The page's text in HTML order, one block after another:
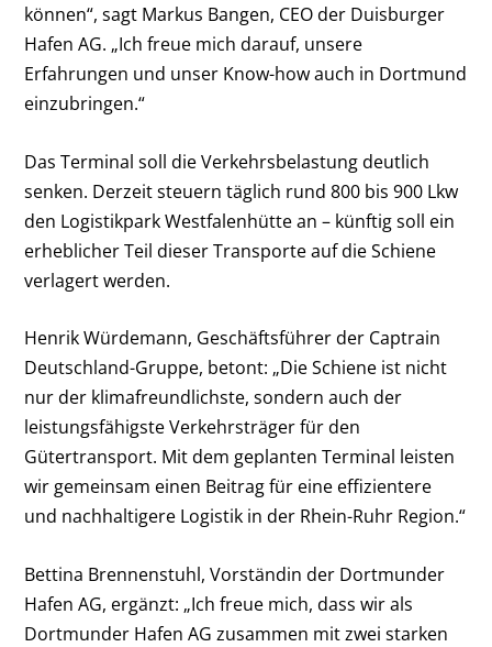
können“, sagt Markus Bangen, CEO der Duisburger
Hafen AG. „Ich freue mich darauf, unsere
Erfahrungen und unser Know-how auch in Dortmund
einzubringen.“
Das Terminal soll die Verkehrsbelastung deutlich
senken. Derzeit steuern täglich rund 800 bis 900 Lkw
den Logistikpark Westfalenhütte an – künftig soll ein
erheblicher Teil dieser Transporte auf die Schiene
verlagert werden.
Henrik Würdemann, Geschäftsführer der Captrain
Deutschland-Gruppe, betont: „Die Schiene ist nicht
nur der klimafreundlichste, sondern auch der
leistungsfähigste Verkehrsträger für den
Gütertransport. Mit dem geplanten Terminal leisten
wir gemeinsam einen Beitrag für eine effizientere
und nachhaltigere Logistik in der Rhein-Ruhr Region.“
Bettina Brennenstuhl, Vorständin der Dortmunder
Hafen AG, ergänzt: „Ich freue mich, dass wir als
Dortmunder Hafen AG zusammen mit zwei starken